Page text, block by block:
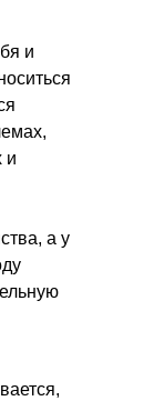
и
и
а у